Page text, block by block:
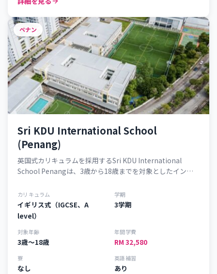
ペナン
Sri KDU International School
(Penang)
英国式カリキュラムを採用するSri KDU International
School Penangは、3歳から18歳までを対象としたインタ
ます。
カリキュラム
イギリス式（IGCSE、A
level）
学期
3学期
対象年齢
3歳～18歳
年間学費
RM 32,580
寮
なし
英語補習
あり